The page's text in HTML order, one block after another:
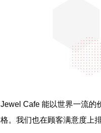
Jewel Cafe 能以世界一流的
格。我们也在顾客满意度上